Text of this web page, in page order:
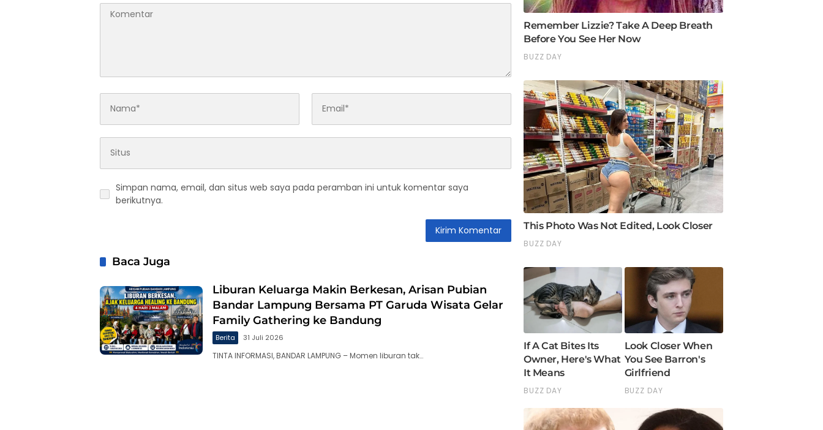
Simpan nama, email, dan situs web saya pada peramban ini untuk komentar saya
berikutnya.
Baca Juga
Liburan Keluarga Makin Berkesan, Arisan Pubian
Bandar Lampung Bersama PT Garuda Wisata Gelar
Family Gathering ke Bandung
Berita 31 Juli 2026
TINTA INFORMASI, BANDAR LAMPUNG – Momen liburan tak…